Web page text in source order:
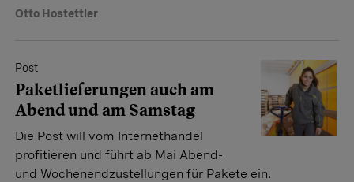
Otto Hostettler
Post
Paketlieferungen auch am
Abend und am Samstag
Die Post will vom Internethandel
profitieren und führt ab Mai Abend-
und Wochenendzustellungen für Pakete ein.